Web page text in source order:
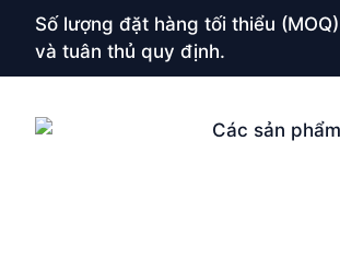
Số lượng đặt hàng tối thiểu
và tuân thủ quy định.
Các sản phẩm